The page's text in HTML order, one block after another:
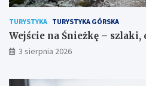
TURYSTYKA TURYSTYKA GÓRSKA
Wejście na Śnieżkę – szlaki,
3 sierpnia 2026